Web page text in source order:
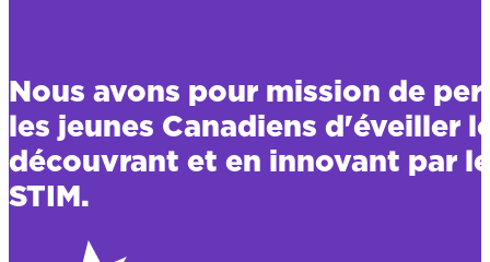
Nous avons pour mission de
les jeunes Canadiens d'éveiller
découvrant et en innovant par
STIM.